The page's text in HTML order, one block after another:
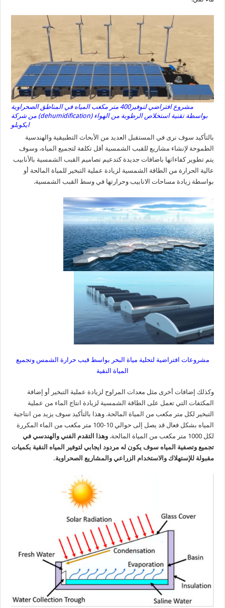
مشروع افتراضي لتوفير400 متر مكعب المياه في المناطق الصحراوية
بواسطة تقنية استخلاص الرطوبة من الهواء (dehumidification) من شركة
ايكوبلو
بالتأكيد سوف نرى في المستقبل العديد من الأبحاث التطبيقية والهندسية
الطموحة لإنشاء مشاريع للقبب الشمسية أقل تكلفة لتجميع المياه، وسوف
يتم تطوير كفاءاتها باضافات جديدة كتدعيم تصاميم القبب الشمسية بالأنابيب
عالية الحرارة من الطاقة الشمسية لزيادة عملية التبخير للمياة المالحة أو
بواسطة زيادة مساحات الانابيب وحرارتها في وسط القبب الشمسية.
مشروعات افتراضية لتحلية مياة البحر بواسط قبب حرارة الشمس وتجميع
المياة النقية
وكذلك إضافات أخرى مثل معدات المراوح لزيادة عملية التبخير أو إضافة
المكثفات التي تعمل على الطاقة الشمسية لزيادة انتاج الماء من عملية
التبخير لكل متر مكعب من المياة المالحة. وهذا بالتأكيد سوف يزيد من انتاجية
المياه بشكل فعال قد يصل إلى حوالي 10-100 متر مكعب من الماء المكررة
لكل 1000 متر مكعب من المياة المالحة.
وهذا التقدم الفني والهندسي في
تجميع وتصفية المياه سوف يكون له مردود ايجابي لتوفير المياه النقية بكميات
مقبولة للإستهلاك والاستخدام الزراعي والمشاريع الصحراوية.